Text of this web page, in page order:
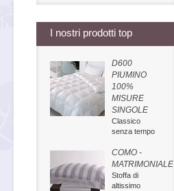
I nostri prodotti top
D600
PIUMINO
100%
MISURE
SINGOLE
Classico
senza tempo
COMO -
MATRIMONIALE
Stoffa di
altissimo